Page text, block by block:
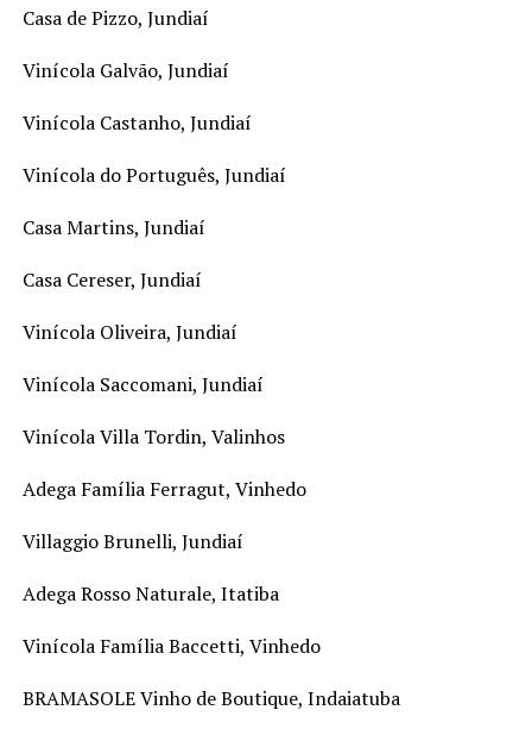
Casa de Pizzo, Jundiaí
Vinícola Galvão, Jundiaí
Vinícola Castanho, Jundiaí
Vinícola do Português, Jundiaí
Casa Martins, Jundiaí
Casa Cereser, Jundiaí
Vinícola Oliveira, Jundiaí
Vinícola Saccomani, Jundiaí
Vinícola Villa Tordin, Valinhos
Adega Família Ferragut, Vinhedo
Villaggio Brunelli, Jundiaí
Adega Rosso Naturale, Itatiba
Vinícola Família Baccetti, Vinhedo
BRAMASOLE Vinho de Boutique, Indaiatuba